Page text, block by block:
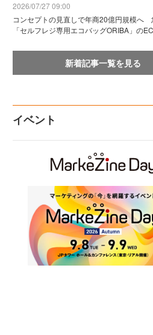
2026/07/27 09:00
コンセプトの見直しで年商20億円規模へ
「セルフレジ専用エコバッグORIBA」の
新着記事一覧を見る
イベント